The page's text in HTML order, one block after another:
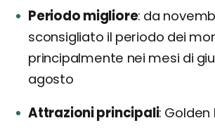
Periodo migliore da
sconsigliato il periodo dei
principalmente nei mesi di
agosto
Attrazioni principali Golden